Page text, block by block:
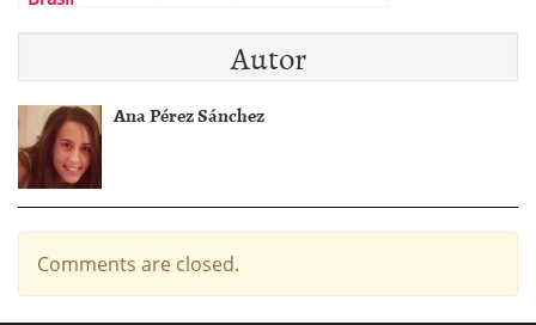
Autor
Ana Pérez Sánchez
Comments are closed.